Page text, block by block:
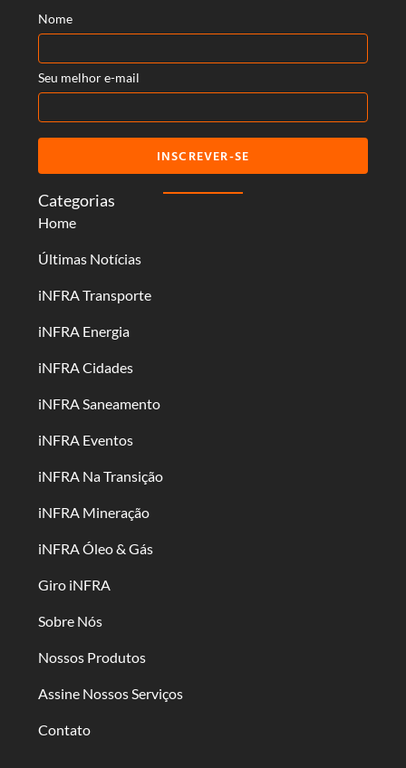
Categorias
Home
Últimas Notícias
iNFRA Transporte
iNFRA Energia
iNFRA Cidades
iNFRA Saneamento
iNFRA Eventos
iNFRA Na Transição
iNFRA Mineração
iNFRA Óleo & Gás
Giro iNFRA
Sobre Nós
Nossos Produtos
Assine Nossos Serviços
Contato
Nome
Seu melhor e-mail
INSCREVER-SE